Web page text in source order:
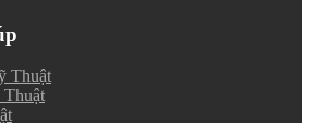
Thuật
Thuật